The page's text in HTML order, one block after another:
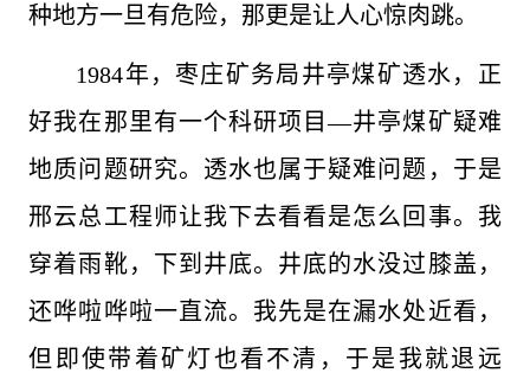
种地方一旦有危险，那更是让人心惊肉跳。
1984年，枣庄矿务局井亭煤矿透水，正
好我在那里有一个科研项目—井亭煤矿疑难
地质问题研究。透水也属于疑难问题，于是
邢云总工程师让我下去看看是怎么回事。我
穿着雨靴，下到井底。井底的水没过膝盖，
还哗啦哗啦一直流。我先是在漏水处近看，
但即使带着矿灯也看不清，于是我就退远